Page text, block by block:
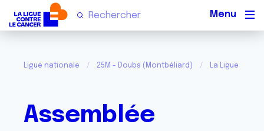
Ligue nationale 25M - Doubs (Montbéliard) La Ligue dans
Assemblée